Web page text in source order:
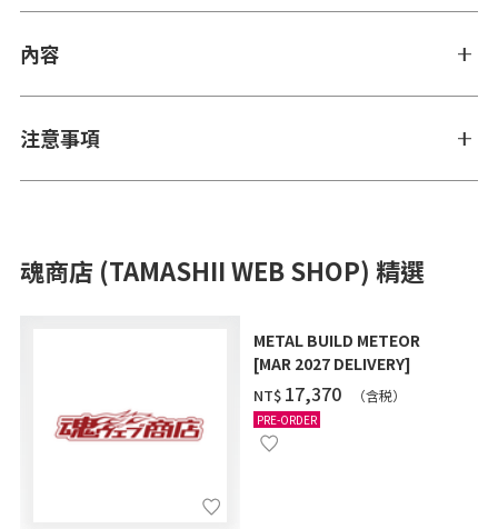
內容
注意事項
魂商店 (TAMASHII WEB SHOP) 精選
METAL BUILD METEOR
[MAR 2027 DELIVERY]
NT$ ‌17,370 （含税）
PRE-ORDER